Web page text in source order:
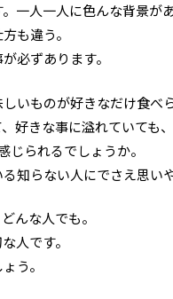
一人一人に色んな背景があ
も違う。
必ずあります。
いものが好きなだけ食べら
好きな事に溢れていても、
られるでしょうか。
知らない人にでさえ思い
んな人でも。
人です。
う。